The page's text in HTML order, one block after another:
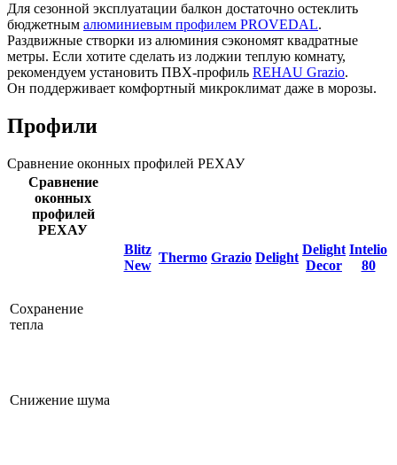
Для сезонной эксплуатации балкон достаточно остеклить
бюджетным алюминиевым профилем PROVEDAL.
Раздвижные створки из алюминия сэкономят квадратные
метры. Если хотите сделать из лоджии теплую комнату,
рекомендуем установить ПВХ-профиль REHAU Grazio.
Он поддерживает комфортный микроклимат даже в морозы.
Профили
Сравнение оконных профилей РЕХАУ
Сравнение
оконных
профилей
РЕХАУ
Blitz
New
Thermo Grazio Delight
Delight
Decor
Intelio
80
Сохранение
тепла
Снижение шума